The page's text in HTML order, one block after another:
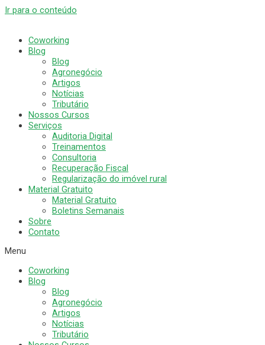
Ir para o conteúdo
Coworking
Blog
Blog
Agronegócio
Artigos
Notícias
Tributário
Nossos Cursos
Serviços
Auditoria Digital
Treinamentos
Consultoria
Recuperação Fiscal
Regularização do imóvel rural
Material Gratuito
Material Gratuito
Boletins Semanais
Sobre
Contato
Menu
Coworking
Blog
Blog
Agronegócio
Artigos
Notícias
Tributário